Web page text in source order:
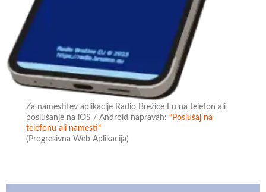
Za namestitev aplikacije Radio Brežice Eu na telefon ali
poslušanje na iOS / Android napravah:"Poslušaj na
telefonu ali namesti"
(Progresivna Web Aplikacija)